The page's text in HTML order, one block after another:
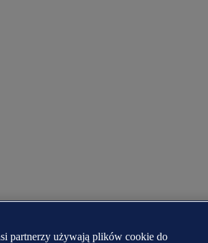
partnerzy używają plików cookie do